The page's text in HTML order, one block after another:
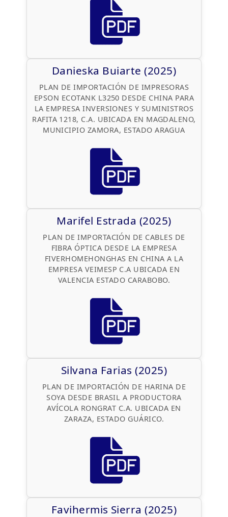
Danieska Buiarte (2025)
PLAN DE IMPORTACIÓN DE IMPRESORAS
EPSON ECOTANK L3250 DESDE CHINA PARA
LA EMPRESA INVERSIONES Y SUMINISTROS
RAFITA 1218, C.A. UBICADA EN MAGDALENO,
MUNICIPIO ZAMORA, ESTADO ARAGUA
Marifel Estrada (2025)
PLAN DE IMPORTACIÓN DE CABLES DE
FIBRA ÓPTICA DESDE LA EMPRESA
FIVERHOMEHONGHAS EN CHINA A LA
EMPRESA VEIMESP C.A UBICADA EN
VALENCIA ESTADO CARABOBO.
Silvana Farias (2025)
PLAN DE IMPORTACIÓN DE HARINA DE
SOYA DESDE BRASIL A PRODUCTORA
AVÍCOLA RONGRAT C.A. UBICADA EN
ZARAZA, ESTADO GUÁRICO.
Favihermis Sierra (2025)